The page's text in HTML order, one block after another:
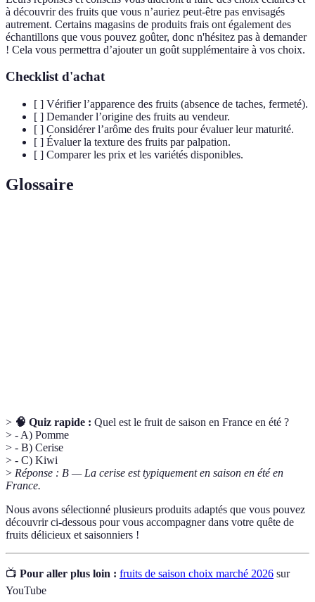
à découvrir des fruits que vous n’auriez peut-être pas envisagés
autrement. Certains magasins de produits frais ont également des
échantillons que vous pouvez goûter, donc n'hésitez pas à demander
! Cela vous permettra d’ajouter un goût supplémentaire à vos choix.
Checklist d'achat
[ ] Vérifier l’apparence des fruits (absence de taches, fermeté).
[ ] Demander l’origine des fruits au vendeur.
[ ] Considérer l’arôme des fruits pour évaluer leur maturité.
[ ] Évaluer la texture des fruits par palpation.
[ ] Comparer les prix et les variétés disponibles.
Glossaire
> 🧠 Quiz rapide : Quel est le fruit de saison en France en été ?
> - A) Pomme
> - B) Cerise
> - C) Kiwi
> Réponse : B — La cerise est typiquement en saison en été en
France.
Nous avons sélectionné plusieurs produits adaptés que vous pouvez
découvrir ci-dessous pour vous accompagner dans votre quête de
fruits délicieux et saisonniers !
📺 Pour aller plus loin : fruits de saison choix marché 2026 sur
YouTube